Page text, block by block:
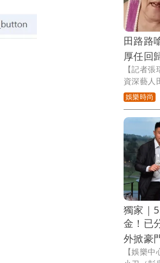
樂、舞蹈
出。
田路路
厚任回
【記者
資深藝人
況引發外
度發文，
深音樂人
滿。田
點名曹雨
理事長」
的資深藝
對此，姜
娛樂時尚
獨家｜
金！已
外掀豪
【娛樂